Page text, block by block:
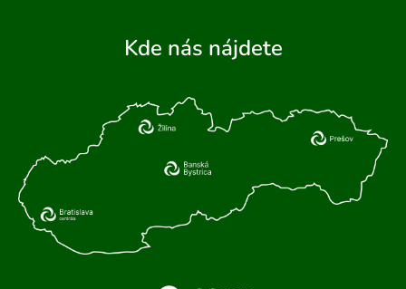
Kde nás nájdete